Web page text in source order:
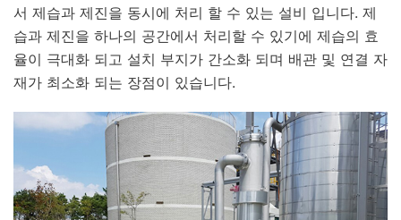
서 제습과 제진을 동시에 처리 할 수 있는 설비 입니다. 제
습과 제진을 하나의 공간에서 처리할 수 있기에 제습의 효
율이 극대화 되고 설치 부지가 간소화 되며 배관 및 연결 자
재가 최소화 되는 장점이 있습니다.